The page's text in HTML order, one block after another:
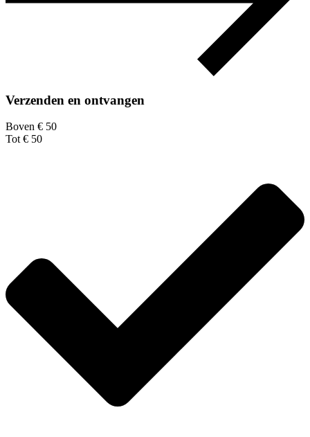
Verzenden en ontvangen
Boven € 50
Tot € 50